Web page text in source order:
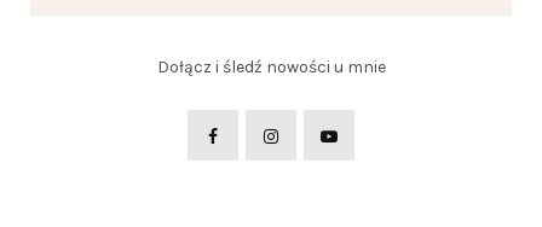
Dołącz i śledź nowości u mnie